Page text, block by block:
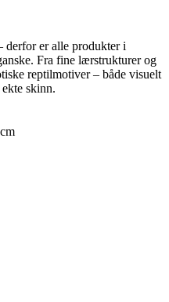
er alle produkter i
Fra fine lærstrukturer og
reptilmotiver – både visuelt
skinn.